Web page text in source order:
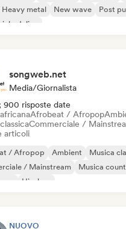
metal
New wave
Post
songweb.net
Media/Giornalista
900 risposte date
Afrobeat / Afropop
Commerciale /
articoli
/ Afropop Ambient
Musica
/ Mainstream
Musica
Hip-hop
NUOVO